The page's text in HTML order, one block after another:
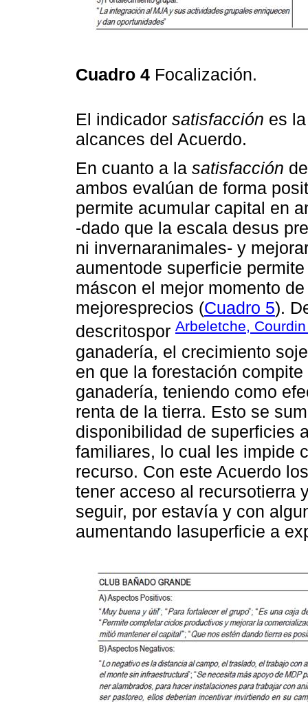
Cuadro 4 Focalización.
El indicador satisfacción es
alcances del Acuerdo.
En cuanto a la satisfacción
ambos evalúan de forma
permite acumular capital en
-dado que la escala desus
ni invernaranimales- y
aumentode superficie
máscon el mejor momento
mejoresprecios (Cuadro 5).
descritospor Arbeletche,
ganadería, el crecimiento
en que la forestación
ganadería, teniendo como
renta de la tierra. Esto se
disponibilidad de superficies
familiares, lo cual les impide
recurso. Con este Acuerdo
tener acceso al recursotierra
seguir, por estavía y con
aumentando lasuperficie a